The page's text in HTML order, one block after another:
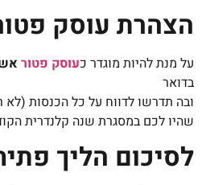
הצהרת עוסק
על מנת להיות מוגדר כעוסק פטור
בדואר
ובה תדרשו לדווח על כל הכנסות
שהיו לכם במסגרת שנה קלנדרית
לסיכום הליך